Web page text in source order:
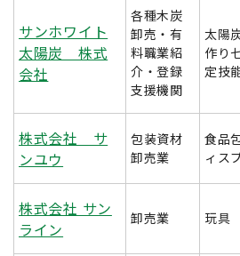
サンホワイト
太陽炭 株式
会社
各種木炭
卸売・有
料職業紹
介・登録
支援機関
太陽
作り
定技
株式会社 サ
ンユウ
包装資材
卸売業
食品
ィス
株式会社 サン
ライン
卸売業 玩具